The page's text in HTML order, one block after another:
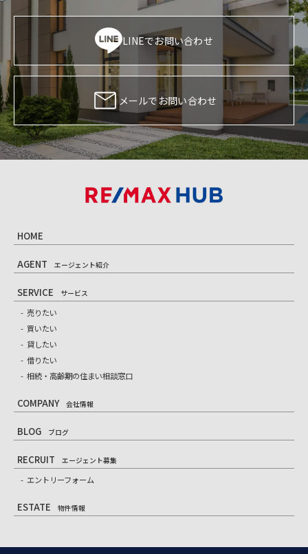
LINEでお問い合わせ
メールでお問い合わせ
HOME
AGENT エージェント紹介
SERVICE サービス
売りたい
買いたい
貸したい
借りたい
相続・高齢期の住まい相談窓口
COMPANY 会社情報
BLOG ブログ
RECRUIT エージェント募集
エントリーフォーム
ESTATE 物件情報